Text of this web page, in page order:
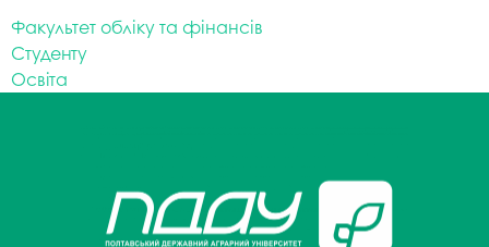
Факультет обліку та фінансів
Студенту
Освіта